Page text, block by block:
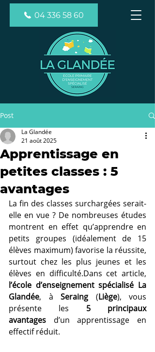
04 336 58 60
Post
Apprentissage en
petites classes : 5
avantages
La Glandée
21 août 2025
La fin des classes surchargées serait-
elle en vue ? De nombreuses études
montrent en effet qu’apprendre en
petits groupes (idéalement de 15
élèves maximum) favorise la réussite,
surtout chez les plus jeunes et les
l’école d’enseignement spécialisé La
Glandée, à Seraing (Liège), vous
présente les 5 principaux
avantages d’un apprentissage en
effectif réduit.